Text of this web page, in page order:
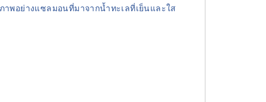
พอย่างแซลมอนที่มาจากน้ำทะเลที่เย็นและใส